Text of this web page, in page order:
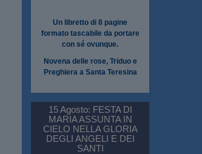
Un libretto di 8 pagine
formato tascabile da portare
con sé ovunque.
Novena delle rose, Triduo e
Preghiera a Santa Teresina
15 Agosto: FESTA DI
MARIA ASSUNTA IN
CIELO NELLA GLORIA
DEGLI ANGELI E DEI
SANTI